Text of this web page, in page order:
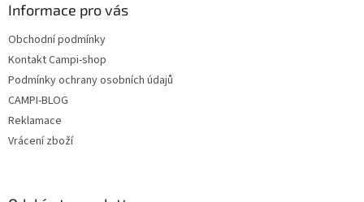
Informace pro vás
Obchodní podmínky
Kontakt Campi-shop
Podmínky ochrany osobních údajů
CAMPI-BLOG
Reklamace
Vrácení zboží